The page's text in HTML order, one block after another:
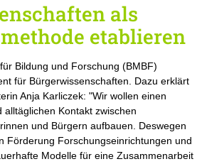
als
etablieren
Bildung und Forschung (BMBF)
für Bürgerwissenschaften. Dazu erklärt
Anja Karliczek: "Wir wollen einen
Kontakt zwischen
und Bürgern aufbauen. Deswegen
Förderung Forschungseinrichtungen und
Modelle für eine Zusammenarbeit